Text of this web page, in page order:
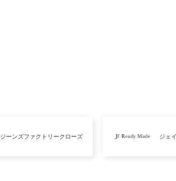
ジーンズファクトリークローズ ジェ